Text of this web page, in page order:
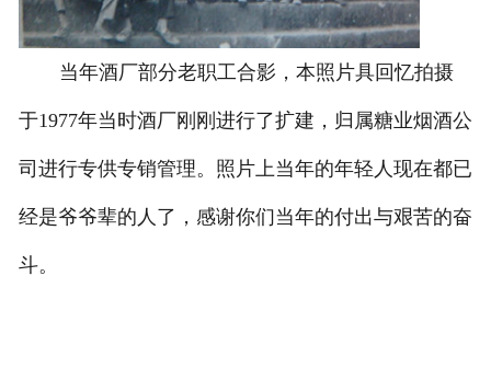
当年酒厂部分老职工合影，本照片具回忆拍摄
于1977年当时酒厂刚刚进行了扩建，归属糖业烟酒公
司进行专供专销管理。照片上当年的年轻人现在都已
经是爷爷辈的人了，感谢你们当年的付出与艰苦的奋
斗。